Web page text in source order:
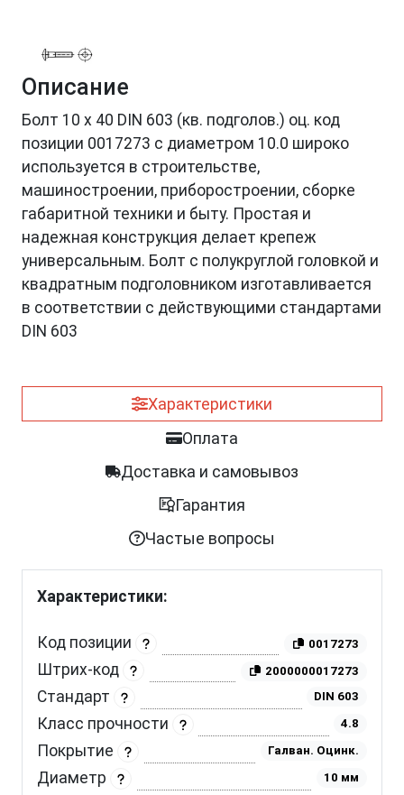
Описание
Болт 10 х 40 DIN 603 (кв. подголов.) оц. код
позиции 0017273 с диаметром 10.0 широко
используется в строительстве,
машиностроении, приборостроении, сборке
габаритной техники и быту. Простая и
надежная конструкция делает крепеж
универсальным. Болт с полукруглой головкой и
квадратным подголовником изготавливается
в соответствии с действующими стандартами
DIN 603
Характеристики
Оплата
Доставка и самовывоз
Гарантия
Частые вопросы
Характеристики:
Код позиции 0017273
Штрих-код 2000000017273
Стандарт DIN 603
Класс прочности 4.8
Покрытие Галван. Оцинк.
Диаметр 10 мм